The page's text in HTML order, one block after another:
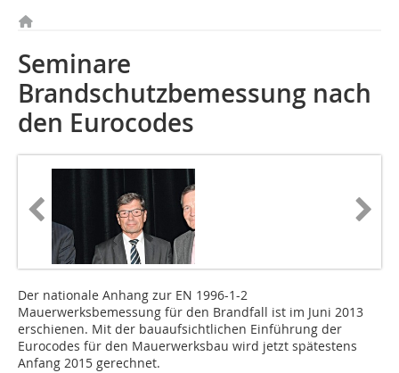
Seminare
Brandschutzbemessung nach
den Eurocodes
Der nationale Anhang zur EN 1996-1-2
Mauerwerksbemessung für den Brandfall ist im Juni 2013
erschienen. Mit der bauaufsichtlichen Einführung der
Eurocodes für den Mauerwerksbau wird jetzt spätestens
Anfang 2015 gerechnet.